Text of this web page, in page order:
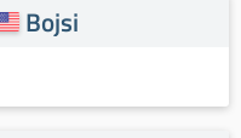
Bojsi